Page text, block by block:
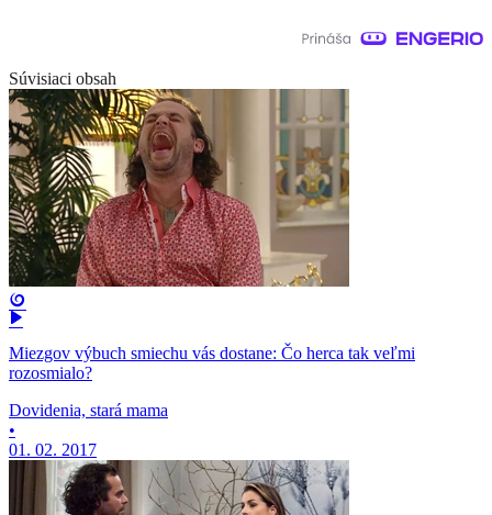
Súvisiaci obsah
Miezgov výbuch smiechu vás dostane: Čo herca tak veľmi
rozosmialo?
Dovidenia, stará mama
•
01. 02. 2017